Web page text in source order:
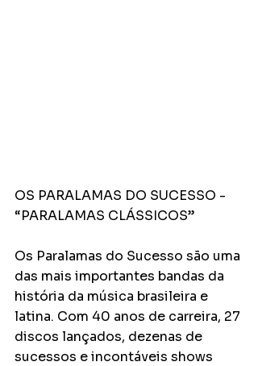
OS PARALAMAS DO SUCESSO -
“PARALAMAS CLÁSSICOS”
Os Paralamas do Sucesso são uma
das mais importantes bandas da
história da música brasileira e
latina. Com 40 anos de carreira, 27
discos lançados, dezenas de
sucessos e incontáveis shows